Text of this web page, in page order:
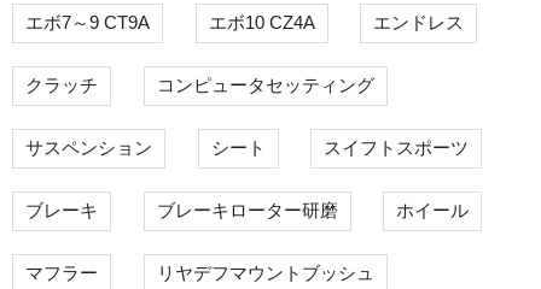
エボ7～9 CT9A エボ10 CZ4A エンドレス
クラッチ コンピュータセッティング
サスペンション シート スイフトスポーツ
ブレーキ ブレーキローター研磨 ホイール
マフラー リヤデフマウントブッシュ